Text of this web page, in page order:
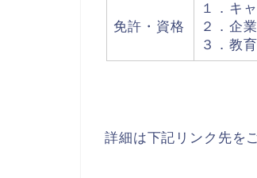
免許・資格
１．キ
２．企
３．教
詳細は下記リンク先を